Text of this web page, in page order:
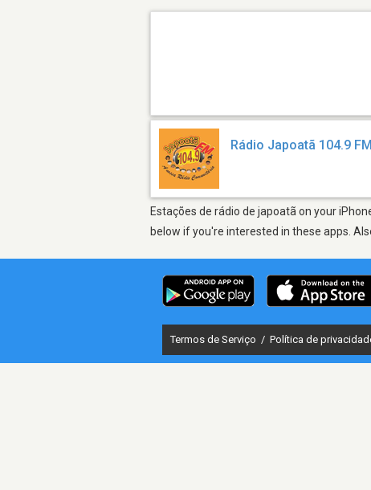
Rádio Japoatã 104.9 FM
Estações de rádio de japoatã on your
below if you're interested in these apps.
Termos de Serviço / Política de